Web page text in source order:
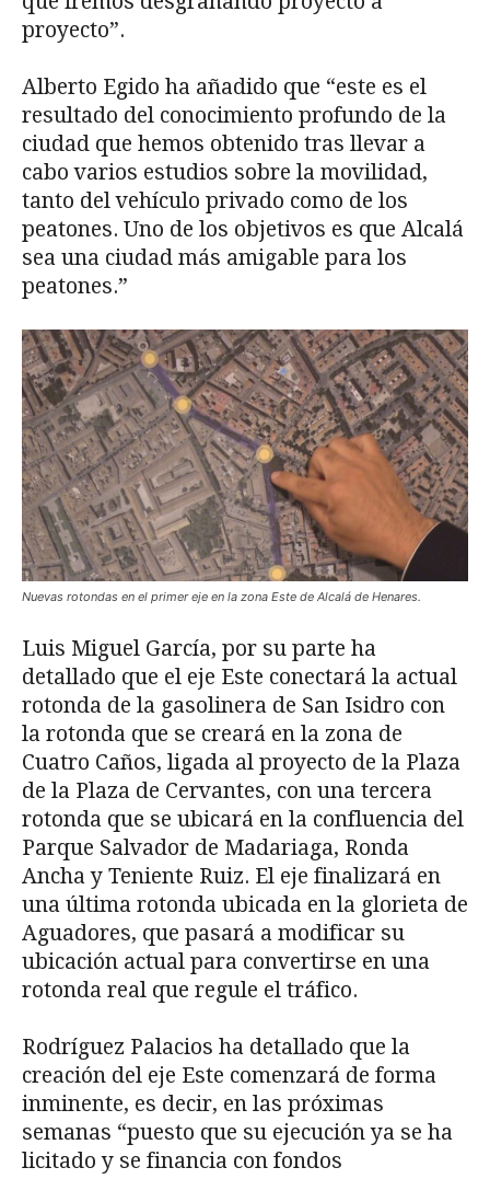
proyecto”.
Alberto Egido ha añadido que “este es el
resultado del conocimiento profundo de la
ciudad que hemos obtenido tras llevar a
cabo varios estudios sobre la movilidad,
tanto del vehículo privado como de los
peatones. Uno de los objetivos es que Alcalá
sea una ciudad más amigable para los
peatones.”
Nuevas rotondas en el primer eje en la zona Este de Alcalá de Henares.
Luis Miguel García, por su parte ha
detallado que el eje Este conectará la actual
rotonda de la gasolinera de San Isidro con
la rotonda que se creará en la zona de
Cuatro Caños, ligada al proyecto de la Plaza
de la Plaza de Cervantes, con una tercera
rotonda que se ubicará en la confluencia del
Parque Salvador de Madariaga, Ronda
Ancha y Teniente Ruiz. El eje finalizará en
una última rotonda ubicada en la glorieta de
Aguadores, que pasará a modificar su
ubicación actual para convertirse en una
rotonda real que regule el tráfico.
Rodríguez Palacios ha detallado que la
creación del eje Este comenzará de forma
inminente, es decir, en las próximas
semanas “puesto que su ejecución ya se ha
licitado y se financia con fondos